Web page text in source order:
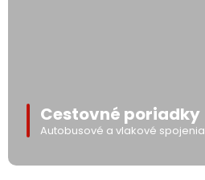
Cestovné poriadky
Autobusové a vlakové spojenia